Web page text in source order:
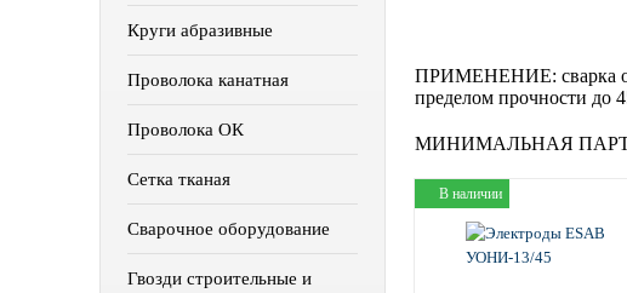
Круги абразивные
Проволока канатная
Проволока ОК
Сетка тканая
Сварочное оборудование
Гвозди строительные и
ПРИМЕНЕНИЕ: сварка
пределом прочности до
МИНИМАЛЬНАЯ
В наличии